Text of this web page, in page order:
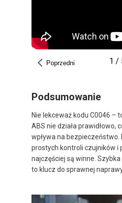
Poprzedni 1 /
Podsumowanie
Nie lekceważ kodu C0046 –
ABS nie działa prawidłowo,
wpływa na bezpieczeństwo.
prostych kontroli czujników i
najczęściej są winne.
to klucz do sprawnej